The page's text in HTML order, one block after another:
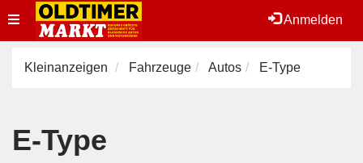
Anmelden
Toggle
navigation
Kleinanzeigen Fahrzeuge Autos E-Type
E-Type